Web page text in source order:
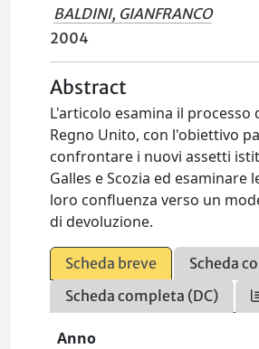
BALDINI, GIANFRANCO
2004
Abstract
L'articolo esamina il processo
Regno Unito, con l'obiettivo
confrontare i nuovi assetti
Galles e Scozia ed esaminare
loro confluenza verso un
di devoluzione.
Scheda breve
Scheda
Scheda completa (DC)
Anno